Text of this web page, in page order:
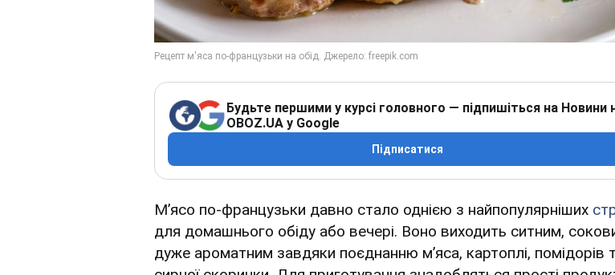
Будьте першими у курсі головного — підпишіться на Новини
OBOZ.UA у Google
Підписатися
М’ясо по-французьки давно стало однією з найпопулярніших
для домашнього обіду або вечері. Воно виходить ситним,
дуже ароматним завдяки поєднанню м’яса, картоплі, помідорів